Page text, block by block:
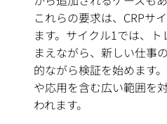
これらの要求は、CRPサ
ます。サイクル1では、
まえながら、新しい仕事
的ながら検証を始めます
や応用を含む広い範囲を
われます。